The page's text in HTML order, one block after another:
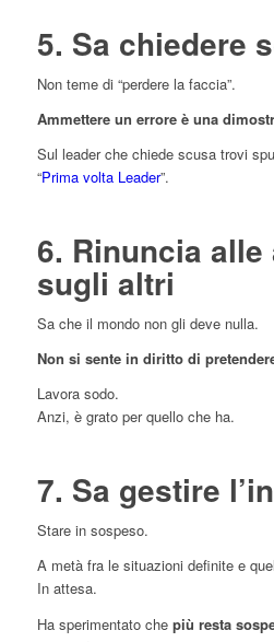
5. Sa chiedere
Non teme di “perdere la faccia”.
Ammettere un errore è una
Sul leader che chiede scusa trovi
“Prima volta Leader”.
6. Rinuncia
sugli altri
Sa che il mondo non gli deve nulla.
Non si sente in diritto di
Lavora sodo.
Anzi, è grato per quello che ha.
7. Sa gestire
Stare in sospeso.
A metà fra le situazioni definite e
In attesa.
Ha sperimentato che più resta